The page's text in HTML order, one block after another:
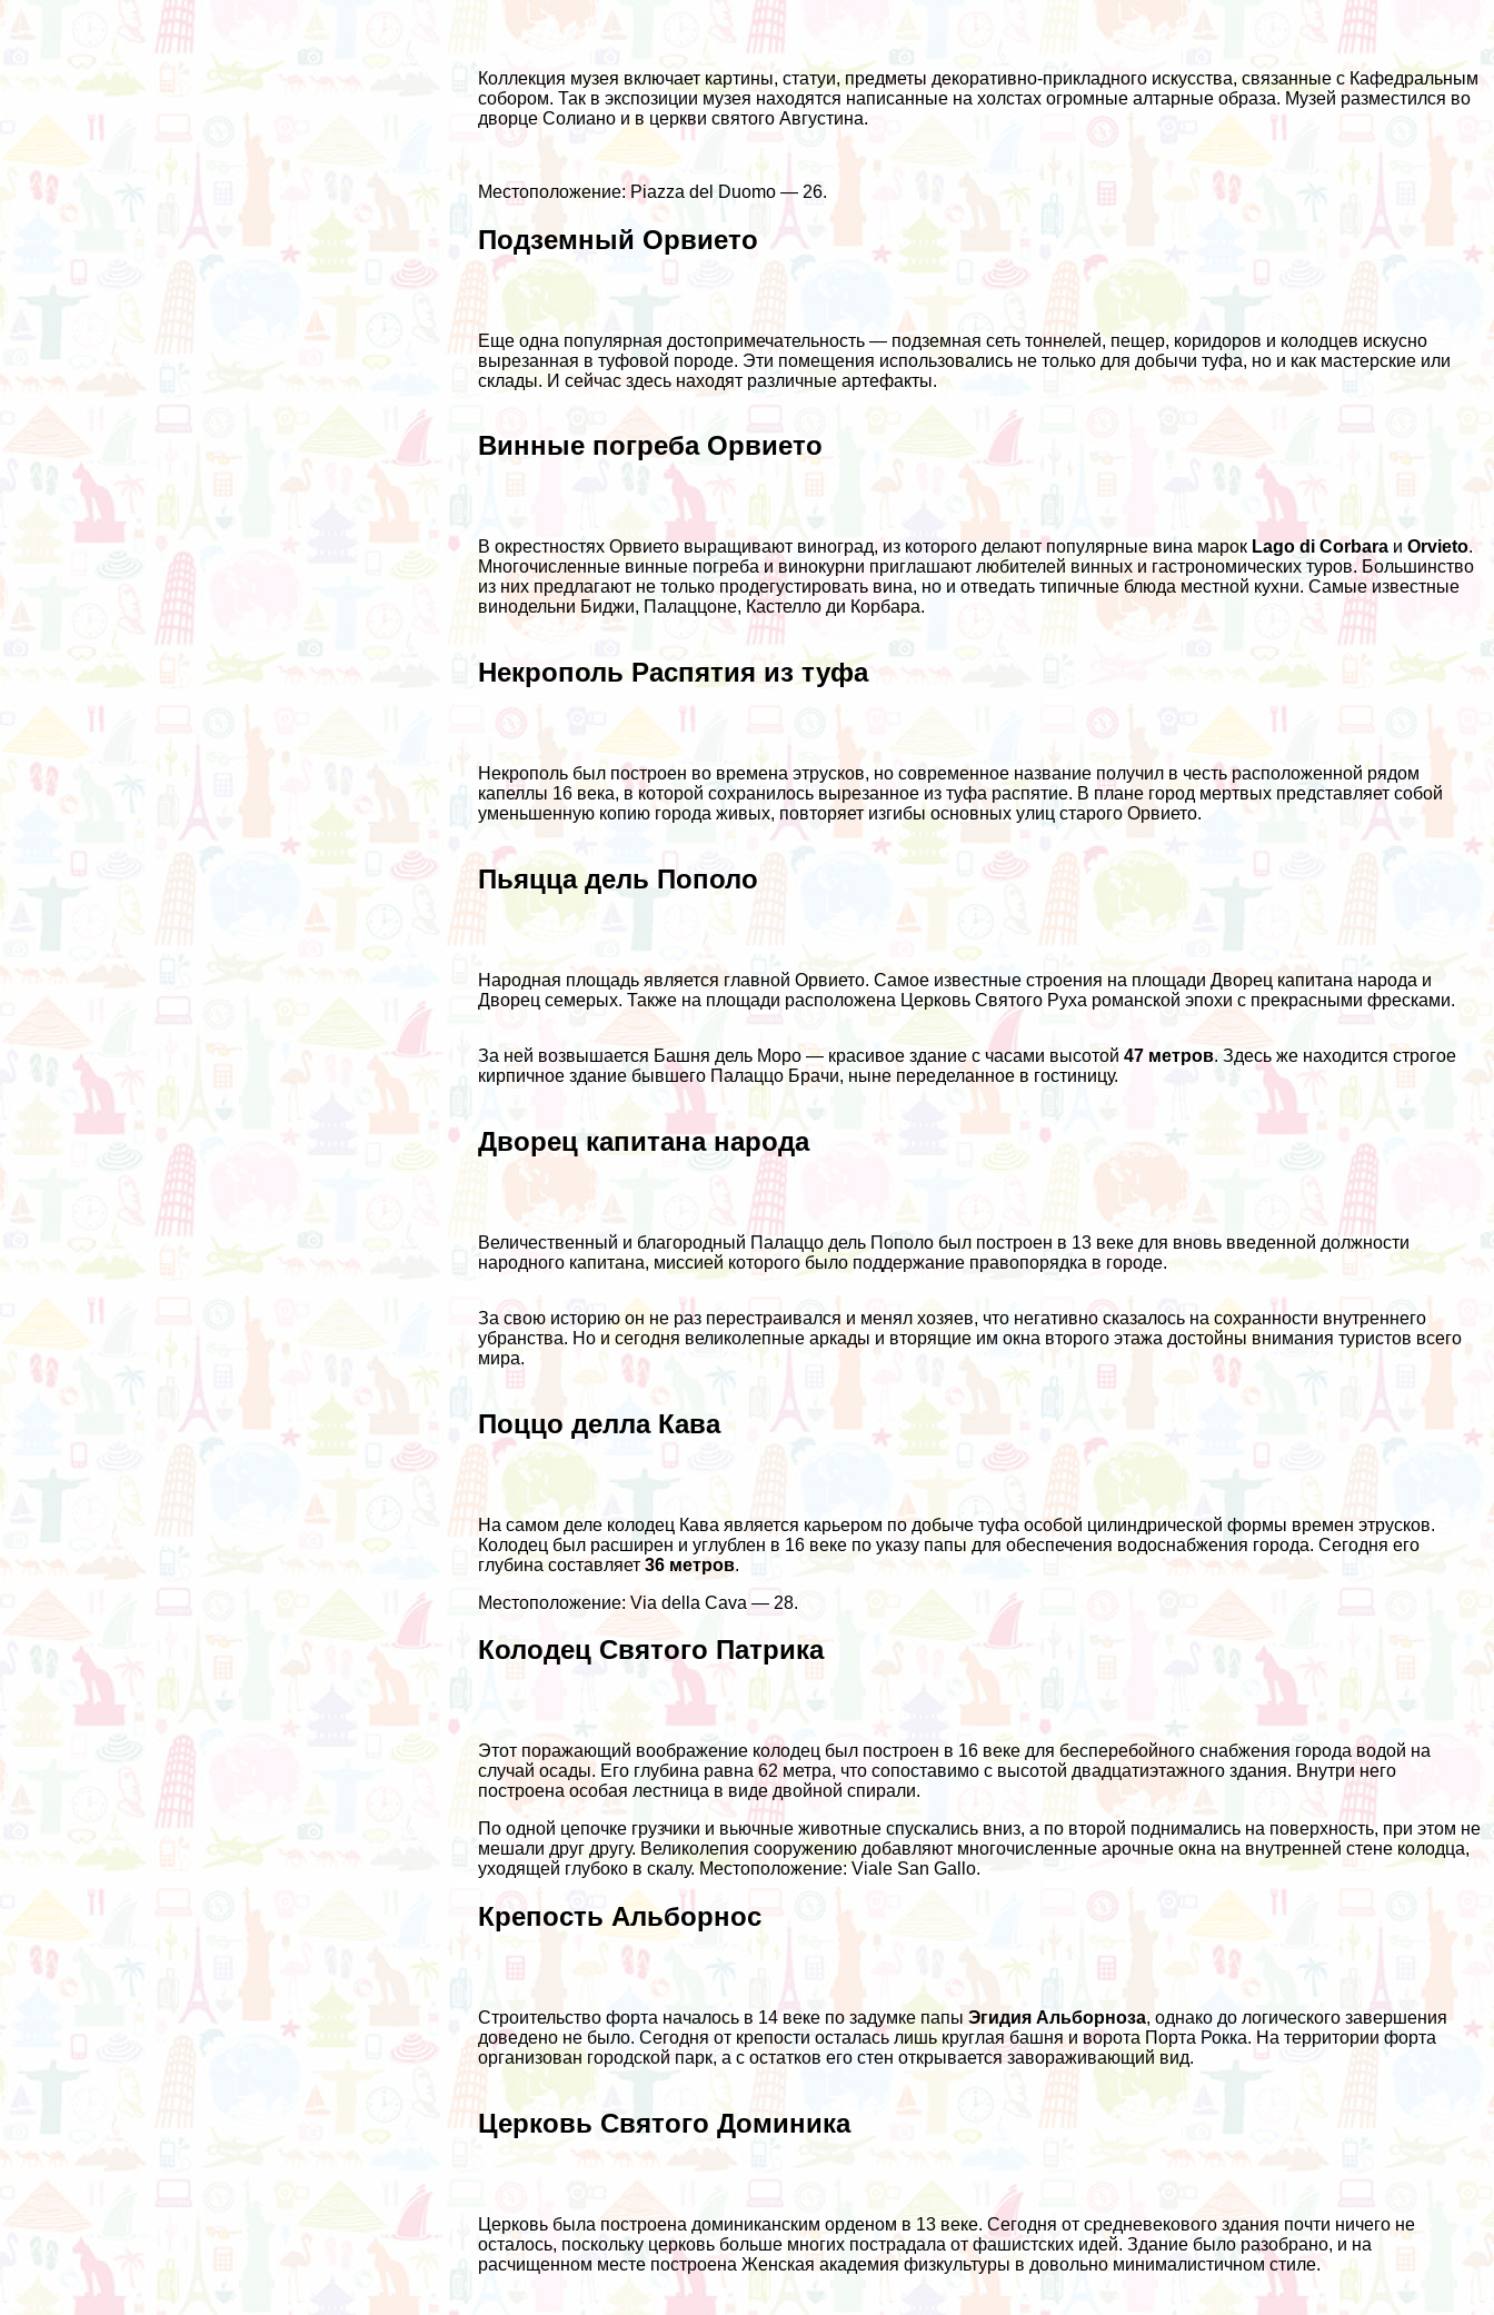
Коллекция музея включает картины, статуи, предметы декоративно-прикладного искусства, связанные с Кафедральным
собором. Так в экспозиции музея находятся написанные на холстах огромные алтарные образа. Музей разместился во
дворце Солиано и в церкви святого Августина.
Местоположение: Piazza del Duomo — 26.
Подземный Орвието
Еще одна популярная достопримечательность — подземная сеть тоннелей, пещер, коридоров и колодцев искусно
вырезанная в туфовой породе. Эти помещения использовались не только для добычи туфа, но и как мастерские или
склады. И сейчас здесь находят различные артефакты.
Винные погреба Орвието
В окрестностях Орвието выращивают виноград, из которого делают популярные вина марок Lago di Corbara иOrvieto.
Многочисленные винные погреба и винокурни приглашают любителей винных и гастрономических туров. Большинство
из них предлагают не только продегустировать вина, но и отведать типичные блюда местной кухни. Самые известные
винодельни Биджи, Палаццоне, Кастелло ди Корбара.
Некрополь Распятия из туфа
Некрополь был построен во времена этрусков, но современное название получил в честь расположенной рядом
капеллы 16 века, в которой сохранилось вырезанное из туфа распятие. В плане город мертвых представляет собой
уменьшенную копию города живых, повторяет изгибы основных улиц старого Орвието.
Пьяцца дель Пополо
Народная площадь является главной Орвието. Самое известные строения на площади Дворец капитана народа и
Дворец семерых. Также на площади расположена Церковь Святого Руха романской эпохи с прекрасными фресками.
За ней возвышается Башня дель Моро — красивое здание с часами высотой47 метров. Здесь же находится строгое
кирпичное здание бывшего Палаццо Брачи, ныне переделанное в гостиницу.
Дворец капитана народа
Величественный и благородный Палаццо дель Пополо был построен в 13 веке для вновь введенной должности
народного капитана, миссией которого было поддержание правопорядка в городе.
За свою историю он не раз перестраивался и менял хозяев, что негативно сказалось на сохранности внутреннего
убранства. Но и сегодня великолепные аркады и вторящие им окна второго этажа достойны внимания туристов всего
мира.
Поццо делла Кава
На самом деле колодец Кава является карьером по добыче туфа особой цилиндрической формы времен этрусков.
Колодец был расширен и углублен в 16 веке по указу папы для обеспечения водоснабжения города. Сегодня его
глубина составляет36 метров.
Местоположение: Via della Cava — 28.
Колодец Святого Патрика
Этот поражающий воображение колодец был построен в 16 веке для бесперебойного снабжения города водой на
случай осады. Его глубина равна 62 метра, что сопоставимо с высотой двадцатиэтажного здания. Внутри него
построена особая лестница в виде двойной спирали.
По одной цепочке грузчики и вьючные животные спускались вниз, а по второй поднимались на поверхность, при этом не
мешали друг другу. Великолепия сооружению добавляют многочисленные арочные окна на внутренней стене колодца,
уходящей глубоко в скалу. Местоположение: Viale San Gallo.
Крепость Альборнос
Строительство форта началось в 14 веке по задумке папыЭгидия Альборноза, однако до логического завершения
доведено не было. Сегодня от крепости осталась лишь круглая башня и ворота Порта Рокка. На территории форта
организован городской парк, а с остатков его стен открывается завораживающий вид.
Церковь Святого Доминика
Церковь была построена доминиканским орденом в 13 веке. Сегодня от средневекового здания почти ничего не
осталось, поскольку церковь больше многих пострадала от фашистских идей. Здание было разобрано, и на
расчищенном месте построена Женская академия физкультуры в довольно минималистичном стиле.